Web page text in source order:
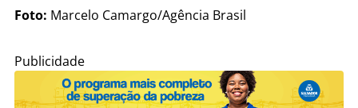
Foto: Marcelo Camargo/Agência Brasil
Publicidade